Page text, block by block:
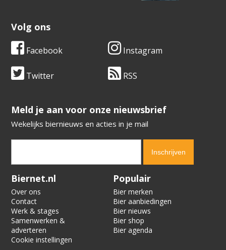
Volg ons
Facebook Instagram
Twitter RSS
​​​​​​​Meld je aan voor onze nieuwsbrief
Wekelijks biernieuws en acties in je mail
Verification code:
Biernet.nl
Over ons
Contact
Werk & stages
Samenwerken &
adverteren
Cookie instellingen
Populair
Bier merken
Bier aanbiedingen
Bier nieuws
Bier shop
Bier agenda